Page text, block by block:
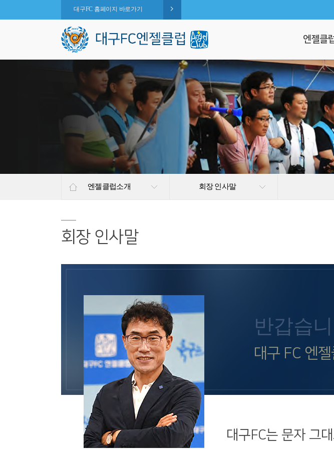
대구FC 홈페이지 바로가기
엔젤클
회장 인
엔젤클
연혁
클럽 조
찾아오
엔젤클럽소개 회장 인사말
회장 인사말
반갑습
대구 FC 엔
대구FC는 문자 그